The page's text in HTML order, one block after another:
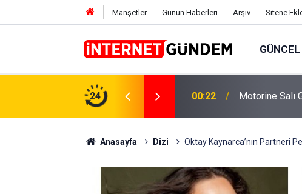
Manşetler Günün Haberleri Arşiv Sitene
GÜNCEL
24
TL Yükseliyor: İşte Yeni Fiyatlar.. 15:58
Neşet Ertaş’a
Sorusunun
Anasayfa Dizi Oktay Kaynarca’nın Partneri